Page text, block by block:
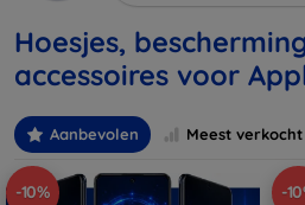
Hoesjes,
accessoires voor
Aanbevolen Meest verkocht
-10% -